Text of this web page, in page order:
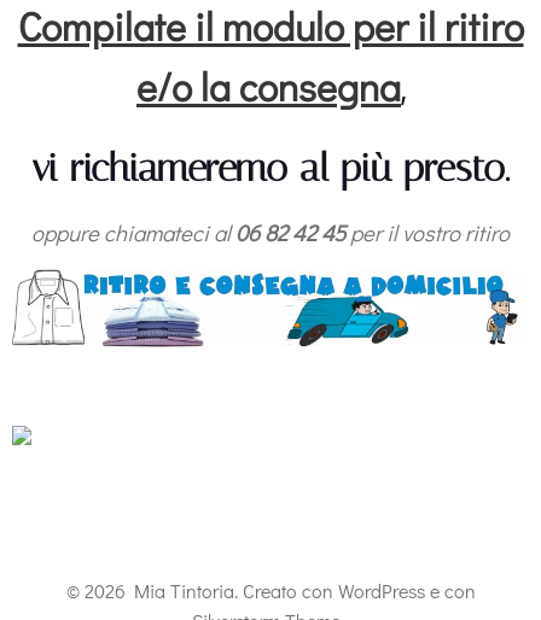
Compilate il modulo per il ritiro
e/o la consegna,
vi richiameremo al più presto.
oppure chiamateci al06 82 42 45per il vostro ritiro
© 2026 Mia Tintoria. Creato con WordPress e con